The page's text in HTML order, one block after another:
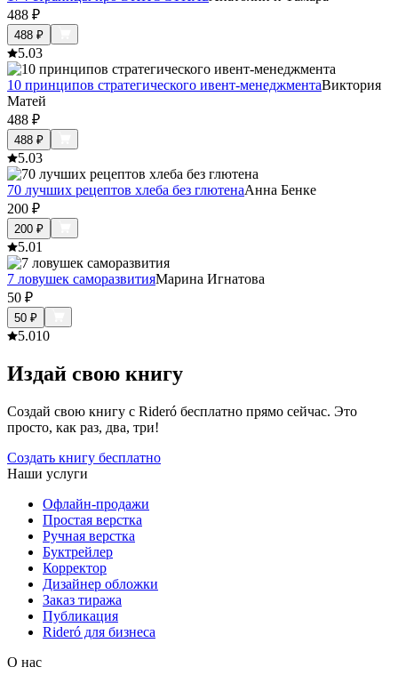
488 ₽
488 ₽
5.03
10 принципов стратегического ивент-менеджментаВиктория
Матей
488 ₽
488 ₽
5.03
70 лучших рецептов хлеба без глютенаАнна Бенке
200 ₽
200 ₽
5.01
7 ловушек саморазвитияМарина Игнатова
50 ₽
50 ₽
5.010
Издай свою книгу
Создай свою книгу с Rideró бесплатно прямо сейчас. Это
просто, как раз, два, три!
Создать книгу бесплатно
Наши услуги
Офлайн-продажи
Простая верстка
Ручная верстка
Буктрейлер
Корректор
Дизайнер обложки
Заказ тиража
Публикация
Rideró для бизнеса
О нас